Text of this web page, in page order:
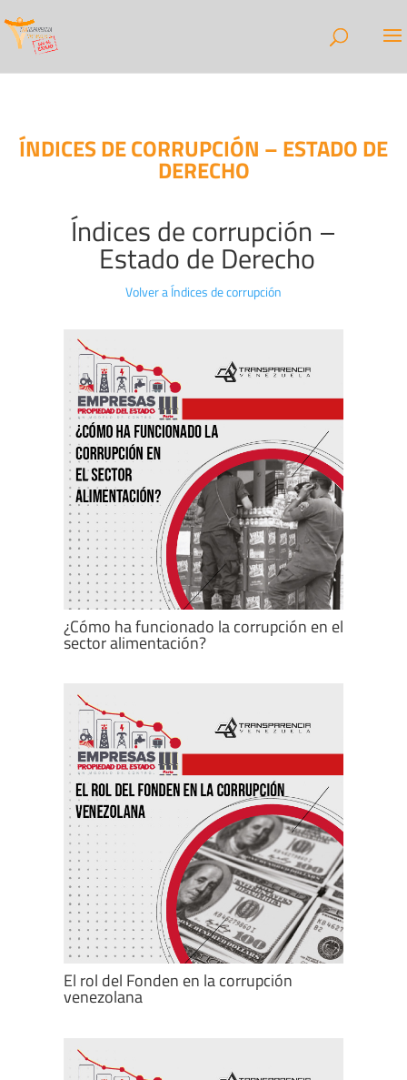
ÍNDICES DE CORRUPCIÓN – ESTADO DE
DERECHO
Índices de corrupción –
Estado de Derecho
Volver a Índices de corrupción
¿Cómo ha funcionado la corrupción en el
sector alimentación?
El rol del Fonden en la corrupción
venezolana